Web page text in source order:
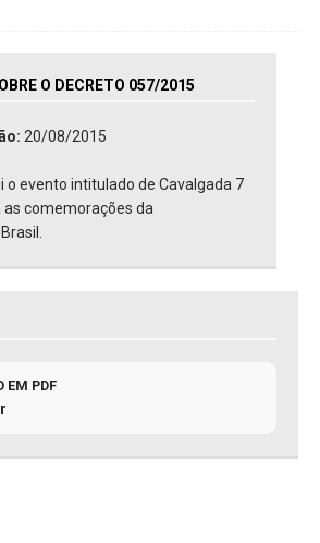
O DECRETO 057/2015
20/08/2015
o evento intitulado de Cavalgada 7
comemorações da
EM PDF